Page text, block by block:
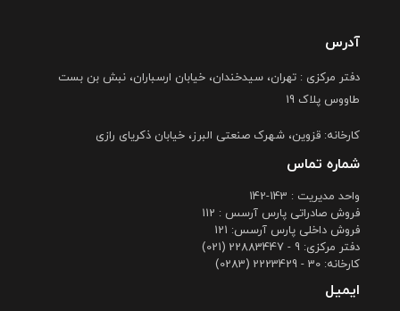
آدرس
دفتر مرکزی : تهران، سیدخندان، خیابان ارسباران، نبش بن بست
طاووس پلاک 19
کارخانه: قزوین، شهرک صنعتی البرز، خیابان ذکریای رازی
شماره تماس
واحد مدیریت : 143-142
فروش صادراتی پارس آرسس : 112
فروش داخلی پارس آرسس: 121
دفتر مرکزی: 9 - 22883447 (021)
کارخانه: 30 - 2223429 (0283)
ایمیل